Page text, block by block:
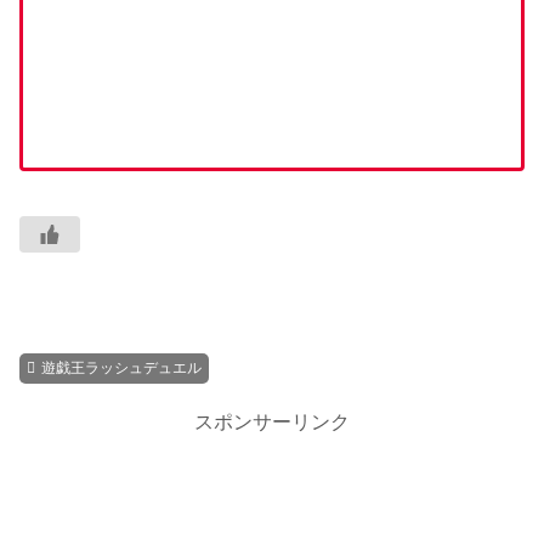
遊戯王ラッシュデュエル
スポンサーリンク